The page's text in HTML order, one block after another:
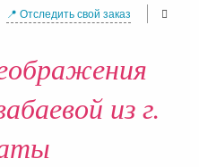
📍 Отследить свой заказ
из г.